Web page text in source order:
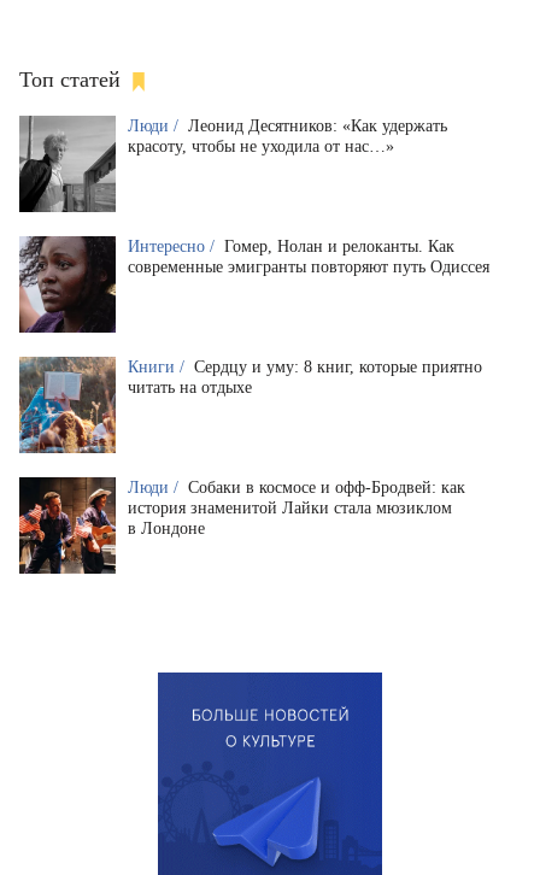
Топ статей
Люди / Леонид Десятников: «Как удержать
красоту, чтобы не уходила от нас…»
Интересно / Гомер, Нолан и релоканты. Как
современные эмигранты повторяют путь Одиссея
Книги / Сердцу и уму: 8 книг, которые приятно
читать на отдыхе
Люди / Собаки в космосе и офф-Бродвей: как
история знаменитой Лайки стала мюзиклом
в Лондоне